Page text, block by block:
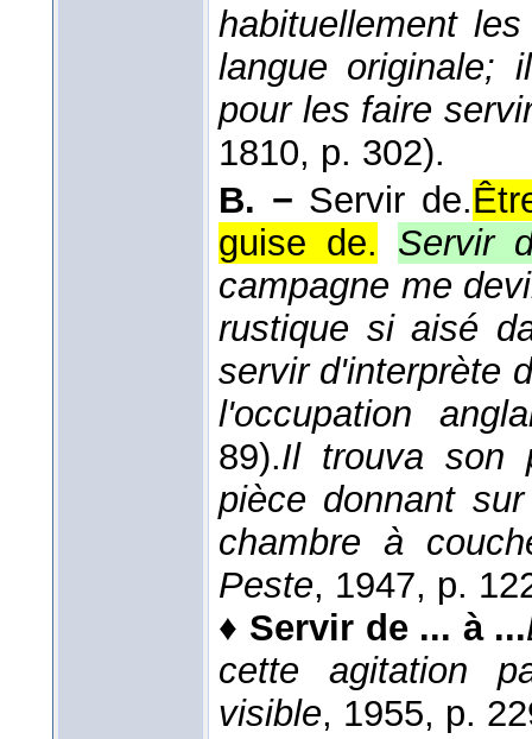
habituellement
langue originale;
pour les faire
1810, p. 302).
B. − Servir de.
guise de. Servir
campagne me
rustique si aisé
servir d'interprète
l'occupation
89).Il trouva son
pièce donnant
chambre à
Peste, 1947, p.
♦ Servir de ... à ...
cette agitation
visible, 1955, p.